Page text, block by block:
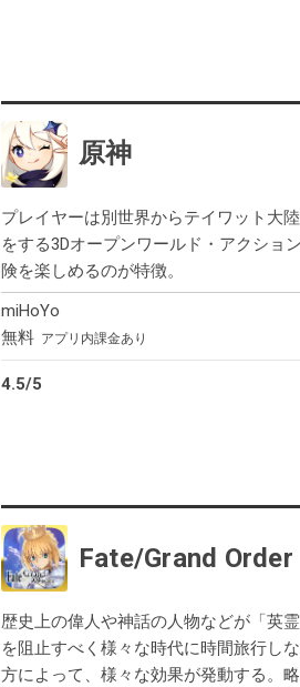
原神
プレイヤーは別世界からテイワット大
をする3Dオープンワールド・アクショ
険を楽しめるのが特徴。
miHoYo
無料 アプリ内課金あり
4.5/5
Fate/Grand Order
歴史上の偉人や神話の人物などが「英
を阻止すべく様々な時代に時間旅行し
方によって、様々な効果が発動する。略